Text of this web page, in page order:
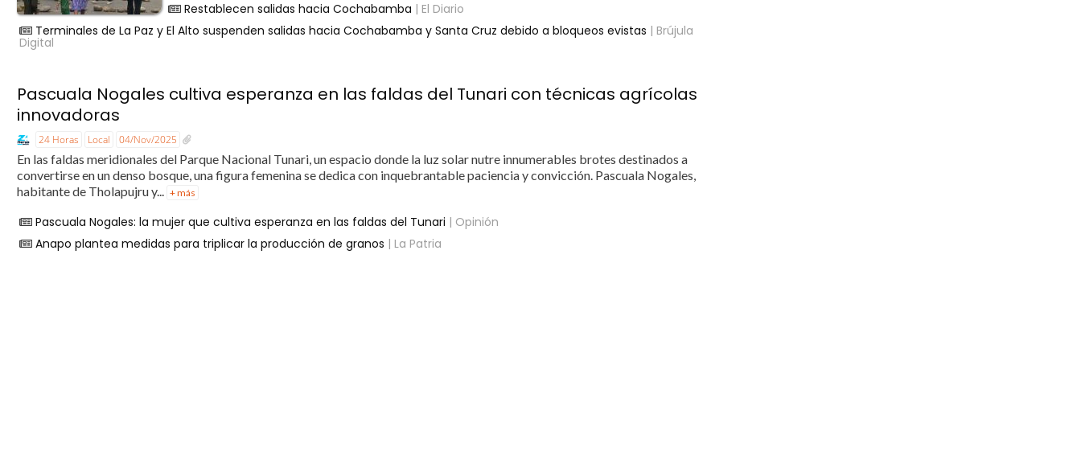
Restablecen salidas hacia Cochabamba | El Diario
Terminales de La Paz y El Alto suspenden salidas hacia Cochabamba y Santa Cruz debido a bloqueos evistas | Brújula
Digital
Pascuala Nogales cultiva esperanza en las faldas del Tunari con técnicas agrícolas
innovadoras
24 Horas Local 04/Nov/2025
En las faldas meridionales del Parque Nacional Tunari, un espacio donde la luz solar nutre innumerables brotes destinados a
convertirse en un denso bosque, una figura femenina se dedica con inquebrantable paciencia y convicción. Pascuala Nogales,
habitante de Tholapujru y...
+ más
Pascuala Nogales: la mujer que cultiva esperanza en las faldas del Tunari | Opinión
Anapo plantea medidas para triplicar la producción de granos | La Patria